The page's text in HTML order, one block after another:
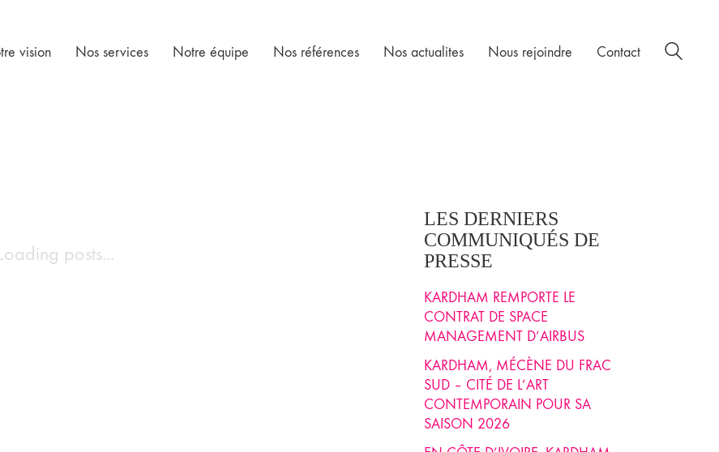
vision Nos services Notre équipe Nos références Nos actualites Nous rejoindre Contact
posts...
LES DERNIERS
COMMUNIQUÉS DE
PRESSE
KARDHAM REMPORTE LE
CONTRAT DE SPACE
MANAGEMENT D’AIRBUS
KARDHAM, MÉCÈNE DU FRAC
SUD – CITÉ DE L’ART
CONTEMPORAIN POUR SA
SAISON 2026